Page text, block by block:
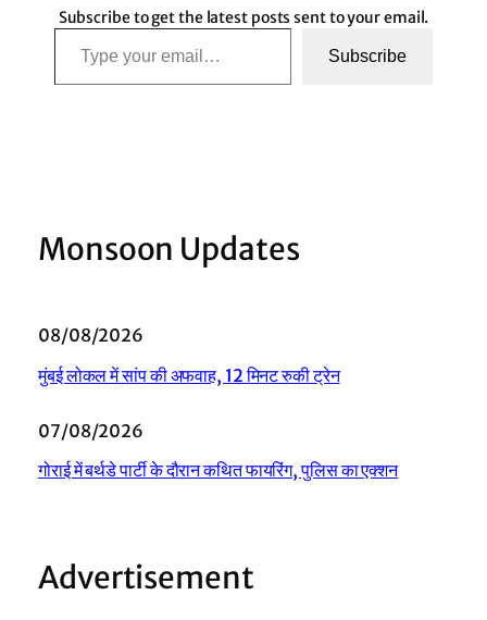
Subscribe to get the latest posts sent to your email.
Type your email…
Subscribe
Monsoon Updates
08/08/2026
मुंबई लोकल में सांप की अफवाह, 12 मिनट रुकी ट्रेन
07/08/2026
गोराई में बर्थडे पार्टी के दौरान कथित फायरिंग, पुलिस का एक्शन
Advertisement